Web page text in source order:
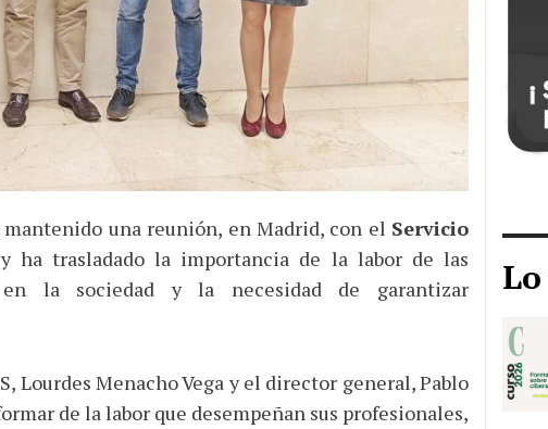
mantenido una reunión, en Madrid, con el Servicio
ha trasladado la importancia de la labor de las
en la sociedad y la necesidad de garantizar
Lourdes Menacho Vega y el director general, Pablo
de la labor que desempeñan sus profesionales,